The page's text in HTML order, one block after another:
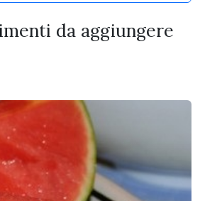
da aggiungere